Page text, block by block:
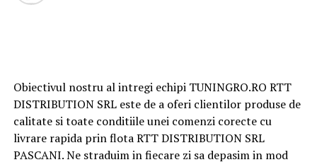
Obiectivul nostru al intregi echipi TUNINGRO.RO RTT
DISTRIBUTION SRL este de a oferi clientilor produse de
calitate si toate conditiile unei comenzi corecte cu
livrare rapida prin flota RTT DISTRIBUTION SRL
PASCANI. Ne straduim in fiecare zi sa depasim in mod